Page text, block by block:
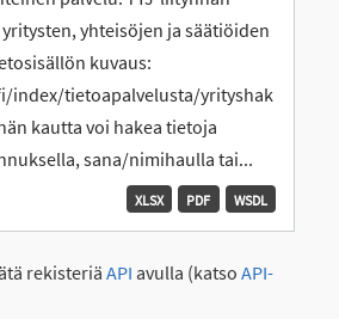
yhteisöjen ja säätiöiden
kuvaus:
index/tietoapalvelusta/yrityshak
kautta voi hakea tietoja
sana/nimihaulla tai...
WSDL
PDF
XLSX
rekisteriä API avulla (katso API-